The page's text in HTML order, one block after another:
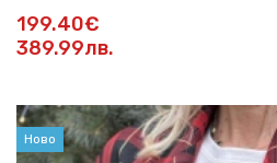
199.40€
389.99лв.
Ново